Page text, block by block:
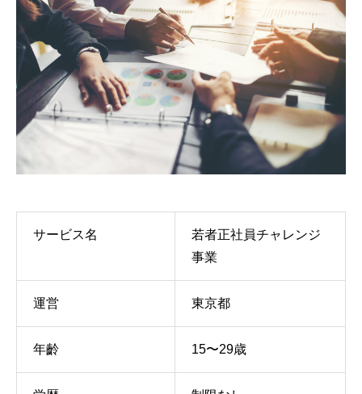
サービス名
若者正社員チャレンジ
事業
運営 東京都
年齡 15〜29歳